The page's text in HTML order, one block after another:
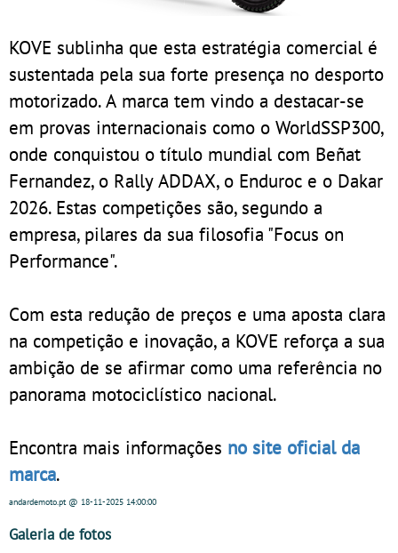
KOVE sublinha que esta estratégia comercial é
sustentada pela sua forte presença no desporto
motorizado. A marca tem vindo a destacar-se
em provas internacionais como o WorldSSP300,
onde conquistou o título mundial com Beñat
Fernandez, o Rally ADDAX, o Enduroc e o Dakar
2026. Estas competições são, segundo a
empresa, pilares da sua filosofia "Focus on
Performance".
Com esta redução de preços e uma aposta clara
na competição e inovação, a KOVE reforça a sua
ambição de se afirmar como uma referência no
panorama motociclístico nacional.
Encontra mais informações no site oficial da
marca.
andardemoto.pt@ 18-11-2025 14:00:00
Galeria de fotos